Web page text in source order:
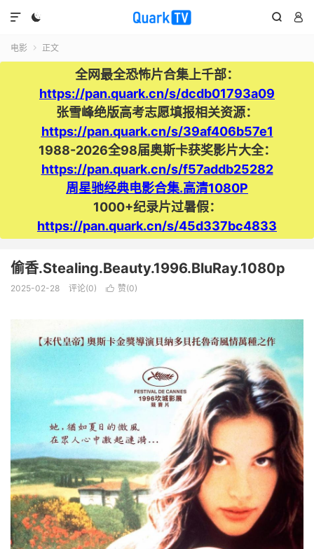
  

电影  正文
全网最全恐怖片合集上千部：
https://pan.quark.cn/s/dcdb01793a09
张雪峰绝版高考志愿填报相关资源：
https://pan.quark.cn/s/39af406b57e1
1988-2026全98届奥斯卡获奖影片大全：
https://pan.quark.cn/s/f57addb25282
周星驰经典电影合集.高清1080P
1000+纪录片过暑假：
https://pan.quark.cn/s/45d337bc4833
偷香.Stealing.Beauty.1996.BluRay.1080p
2025-02-28 评论(0)  赞(0)